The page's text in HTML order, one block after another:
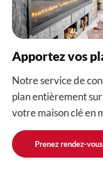
Apportez vos
Notre service de
plan entièrement
votre maison clé en
Prenez rendez-vous